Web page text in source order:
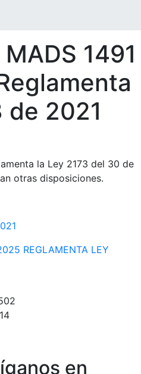
1491
de 2021
la Ley 2173 del 30 de
otras disposiciones.
REGLAMENTA LEY
en